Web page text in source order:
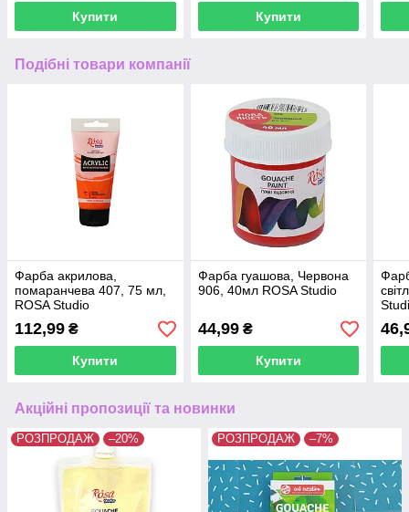
Купити Купити
Подібні товари компанії
Фарба акрилова,
помаранчева 407, 75 мл,
ROSA Studio
112,99 ₴
Купити
Фарба гуашова, Червона
906, 40мл ROSA Studio
44,99₴
Купити
Акційні пропозиції та новинки
РОЗПРОДАЖ –20% РОЗПРОДАЖ –7%